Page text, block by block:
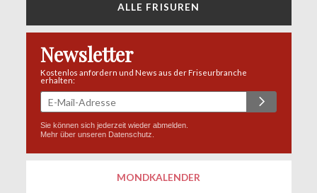
ALLE FRISUREN
Newsletter
Kostenlos anfordern und News aus der Friseurbranche
erhalten:
Sie können sich jederzeit wieder abmelden.
Mehr über unseren Datenschutz
MONDKALENDER